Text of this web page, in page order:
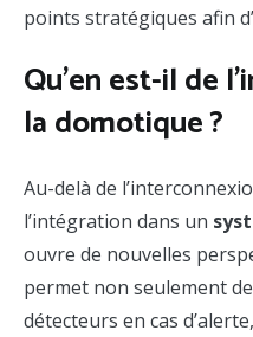
points stratégiques afin
Qu’en est-il de
la domotique ?
Au-delà de
l’intégration dans un
ouvre de nouvelles
permet non seulement
détecteurs en cas